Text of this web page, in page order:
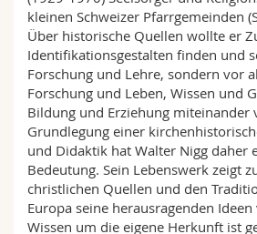
kleinen Schweizer Pfarrgemeinden
Über historische Quellen wollte er
Identifikationsgestalten finden und
Forschung und Lehre, sondern vor
Forschung und Leben, Wissen und
Bildung und Erziehung miteinander
Grundlegung einer
und Didaktik hat Walter Nigg daher
Bedeutung. Sein Lebenswerk zeigt
christlichen Quellen und den
Europa seine herausragenden
Wissen um die eigene Herkunft ist